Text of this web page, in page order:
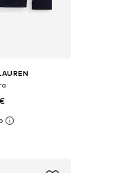
S, M, XL, XXL